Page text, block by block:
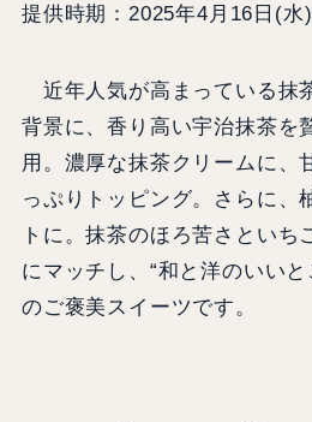
提供時期：2025年4月16日(水)
近年人気が高まっている抹
背景に、香り高い宇治抹茶を
用。濃厚な抹茶クリームに、
っぷりトッピング。さらに、
トに。抹茶のほろ苦さといち
にマッチし、“和と洋のいい
のご褒美スイーツです。